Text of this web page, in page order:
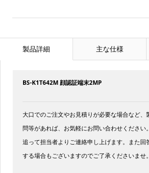
製品詳細 主な仕様
BS-K1T642M 顔認証端末2MP
大口でのご注文やお見積りが必要な場合など、
問等があれば、お気軽にお問い合わせください。
追って担当者よりご連絡申し上げます。また回
する場合もございますのでご了承くださいませ。​